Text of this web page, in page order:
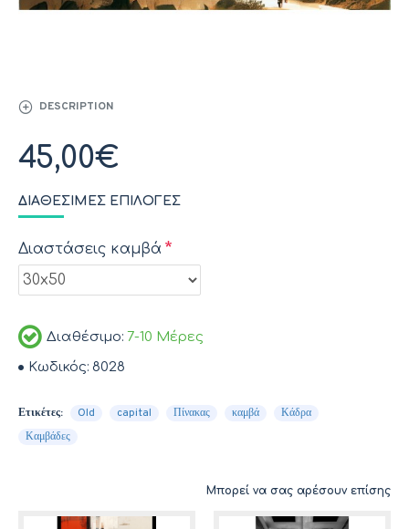
DESCRIPTION
Διαθέσιμο: 7-10 Μέρες
Κωδικός: 8028
45,00€
ΔΙΑΘΈΣΙΜΕΣ ΕΠΙΛΟΓΈΣ
Διαστάσεις καμβά
Ετικέτες: Old capital Πίνακας καμβά
Κάδρα
Καμβάδες
Μπορεί να σας αρέσουν επίσης